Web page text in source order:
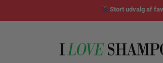
Stort udvalg af